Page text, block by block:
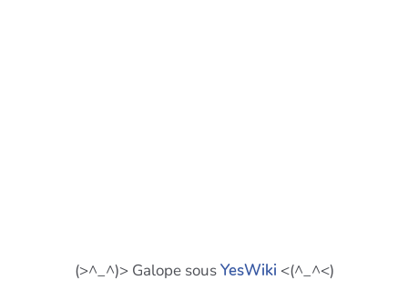
(>^_^)> Galope sousYesWiki <(^_^<)